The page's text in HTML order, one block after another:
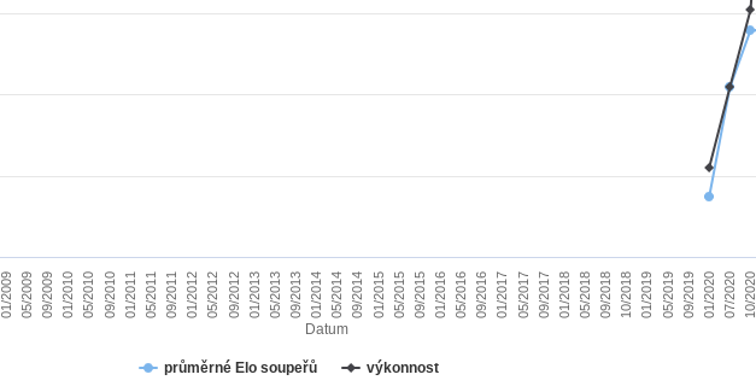
Datum
průměrné Elo soupeřů výkonnost
01/2009 05/2009 09/2009 01/2010 05/2010 09/2010 01/2011 05/2011 09/2011 01/2012 05/2012 09/2012 01/2013 05/2013 09/2013 01/2014 05/2014 09/2014 01/2015 05/2015 09/2015 01/2016 05/2016 09/2016 01/2017 05/2017 09/2017 01/2018 05/2018 09/2018 10/2018 01/2019 05/2019 09/2019 01/2020 07/2020 10/2020